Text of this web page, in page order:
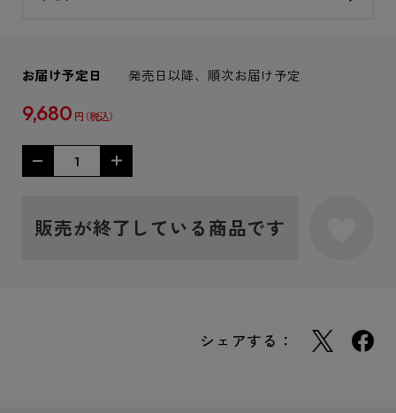
お届け予定日 発売日以降、順次お届け予定
9,680 円
販売が終了している商品です
シェアする：